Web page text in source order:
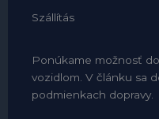
Szállítás
Ponúkame možnosť
vozidlom. V článku sa
podmienkach dopravy.